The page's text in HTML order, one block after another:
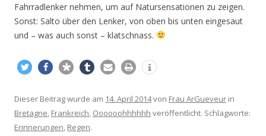
Fahrradlenker nehmen, um auf Natursensationen zu zeigen.
Sonst: Salto über den Lenker, von oben bis unten eingesaut
und – was auch sonst – klatschnass.
Dieser Beitrag wurde am 14. April 2014von Frau ArGueveur in
Bretagne, Frankreich, Oooooohhhhhh veröffentlicht. Schlagworte:
Erinnerungen, Regen.